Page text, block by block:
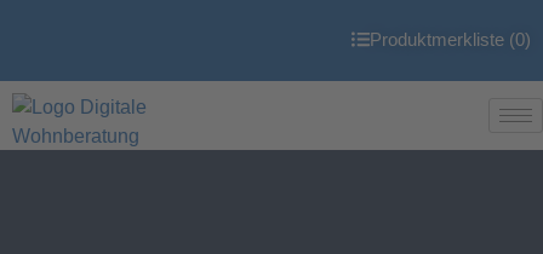
Produktmerkliste (0)